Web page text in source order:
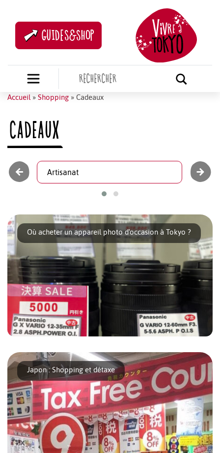
GUIDES&SHOP
Accueil » Shopping » Cadeaux
CADEAUX
Artisanat La
Où acheter un appareil photo d'occasion à Tokyo ?
dans un labyrinthe [...]
Japon : Shopping et détaxe